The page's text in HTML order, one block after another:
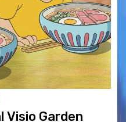
Visio Garden